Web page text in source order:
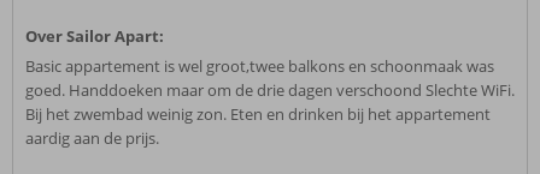
Over Sailor Apart:
Basic appartement is wel groot,twee balkons en schoonmaak was
goed. Handdoeken maar om de drie dagen verschoond Slechte WiFi.
Bij het zwembad weinig zon. Eten en drinken bij het appartement
aardig aan de prijs.